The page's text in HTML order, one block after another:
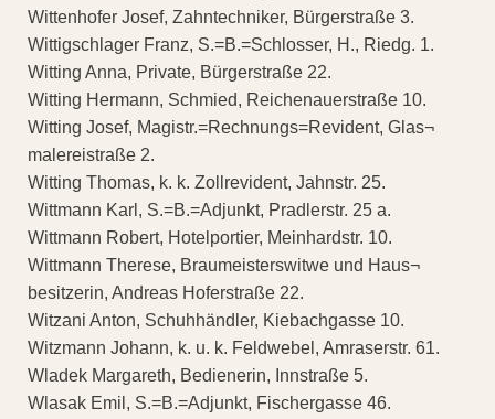
Wittenhofer Josef, Zahntechniker, Bürgerstraße 3.
Wittigschlager Franz, S.=B.=Schlosser, H., Riedg. 1.
Witting Anna, Private, Bürgerstraße 22.
Witting Hermann, Schmied, Reichenauerstraße 10.
Witting Josef, Magistr.=Rechnungs=Revident, Glas¬
malereistraße 2.
Witting Thomas, k. k. Zollrevident, Jahnstr. 25.
Wittmann Karl, S.=B.=Adjunkt, Pradlerstr. 25 a.
Wittmann Robert, Hotelportier, Meinhardstr. 10.
Wittmann Therese, Braumeisterswitwe und Haus¬
besitzerin, Andreas Hoferstraße 22.
Witzani Anton, Schuhhändler, Kiebachgasse 10.
Witzmann Johann, k. u. k. Feldwebel, Amraserstr. 61.
Wladek Margareth, Bedienerin, Innstraße 5.
Wlasak Emil, S.=B.=Adjunkt, Fischergasse 46.